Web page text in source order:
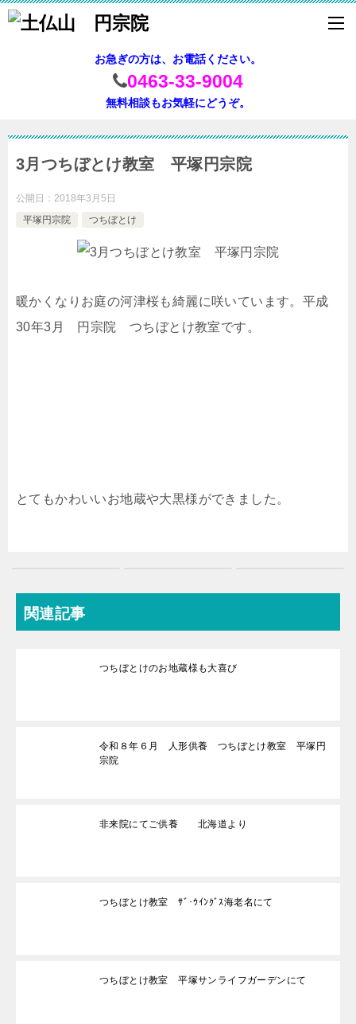
お急ぎの方は、お電話ください。
0463-33-9004
無料相談もお気軽にどうぞ。
3月つちぼとけ教室 平塚円宗院
公開日： 2018年3月5日
平塚円宗院
つちぼとけ
暖かくなりお庭の河津桜も綺麗に咲いています。平成
30年3月 円宗院 つちぼとけ教室です。
とてもかわいいお地蔵や大黒様ができました。
関連記事
つちぼとけのお地蔵様も大喜び
令和８年６月 人形供養 つちぼとけ教室 平塚円
宗院
非来院にてご供養 北海道より
つちぼとけ教室 ｻﾞ･ｳｲﾝｸﾞｽ海老名にて
つちぼとけ教室 平塚サンライフガーデンにて